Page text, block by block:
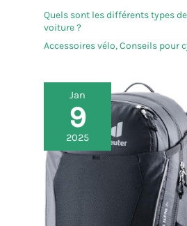
Quels sont les différents types
voiture ?
Accessoires vélo,Conseils pour
Jan
9
2025